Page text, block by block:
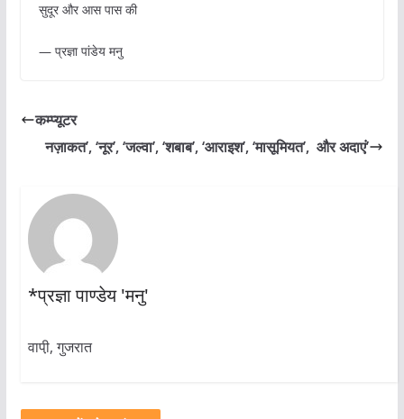
सुदूर और आस पास की
— प्रज्ञा पांडेय मनु
कम्प्यूटर
नज़ाकत’, ‘नूर’, ‘जल्वा’, ‘शबाब’, ‘आराइश’, ‘मासूमियत’, और अदाएं’
*प्रज्ञा पाण्डेय 'मनु'
वापी़, गुजरात